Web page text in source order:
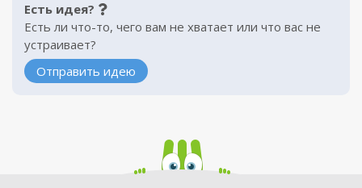
Есть идея?
Есть ли что-то, чего вам не хватает или что вас не
устраивает?
Отправить идею